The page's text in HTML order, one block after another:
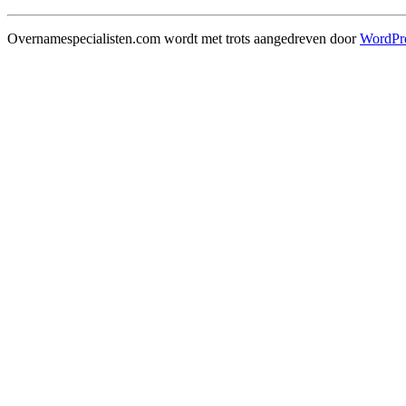
Overnamespecialisten.com wordt met trots aangedreven door